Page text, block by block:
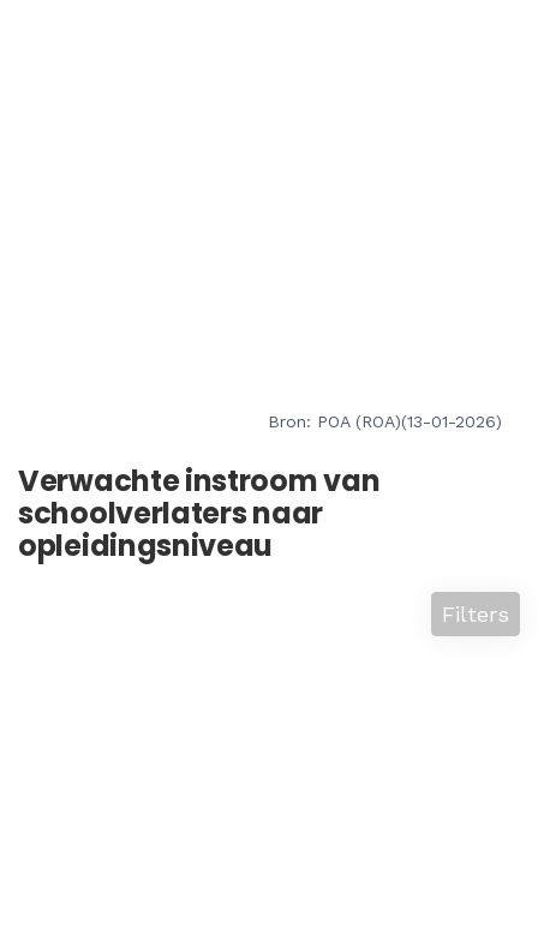
Bron: POA (ROA)(13-01-2026)
Verwachte instroom van
schoolverlaters naar
opleidingsniveau
Filters